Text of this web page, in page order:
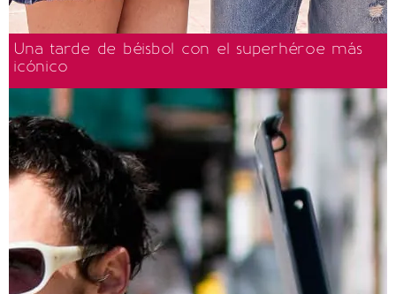
Una tarde de béisbol con el superhéroe más
icónico